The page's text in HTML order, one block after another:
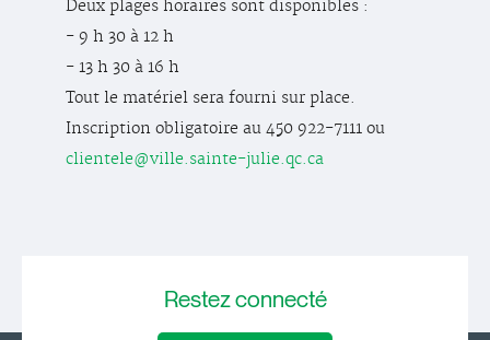
Deux plages horaires sont disponibles :
- 9 h 30 à 12 h
- 13 h 30 à 16 h
Tout le matériel sera fourni sur place.
Inscription obligatoire au 450 922-7111 ou
clientele@ville.sainte-julie.qc.ca
Restezconnecté